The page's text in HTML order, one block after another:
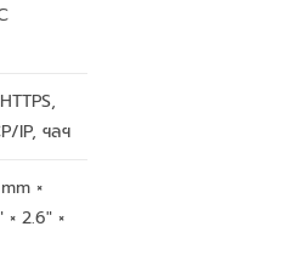
IP, ฯลฯ
×
× 2.6″ ×